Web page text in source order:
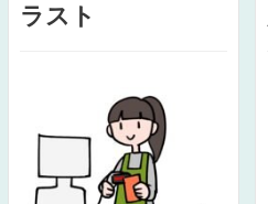
ラスト